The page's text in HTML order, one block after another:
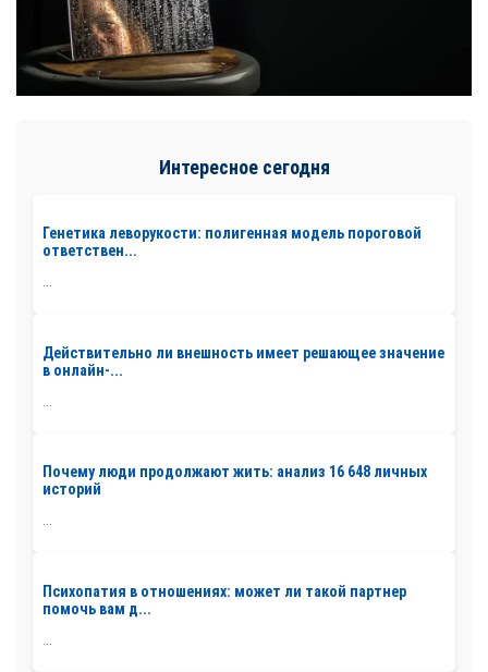
Интересное сегодня
Генетика леворукости: полигенная модель пороговой
ответствен...
...
Действительно ли внешность имеет решающее значение
в онлайн-...
Почему люди продолжают жить: анализ 16 648 личных
историй
...
Психопатия в отношениях: может ли такой партнер
помочь вам д...